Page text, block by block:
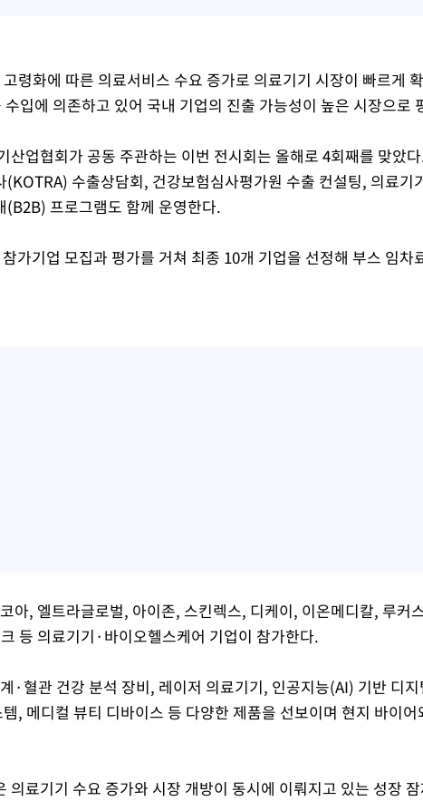
령화에 따른 의료서비스 수요 증가로 의료기기 시장이 빠르게
입에 의존하고 있어 국내 기업의 진출 가능성이 높은 시장으로
산업협회가 공동 주관하는 이번 전시회는 올해로 4회째를 맞았
(KOTRA) 수출상담회, 건강보험심사평가원 수출 컨설팅, 의료기
(B2B) 프로그램도 함께 운영한다.
가기업 모집과 평가를 거쳐 최종 10개 기업을 선정해 부스 임차
아, 엘트라글로벌, 아이존, 스킨렉스, 디케이, 이온메디칼, 루커
등 의료기기·바이오헬스케어 기업이 참가한다.
·혈관 건강 분석 장비, 레이저 의료기기, 인공지능(AI) 기반 디
, 메디컬 뷰티 디바이스 등 다양한 제품을 선보이며 현지 바이어
의료기기 수요 증가와 시장 개방이 동시에 이뤄지고 있는 성장